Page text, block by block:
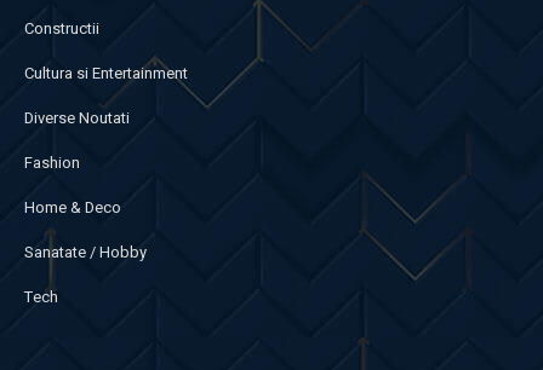
Constructii
Cultura si Entertainment
Diverse Noutati
Fashion
Home & Deco
Sanatate / Hobby
Tech